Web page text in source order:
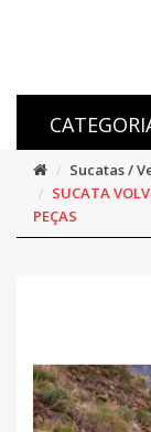
Sucatas /
SUCATA
PEÇAS